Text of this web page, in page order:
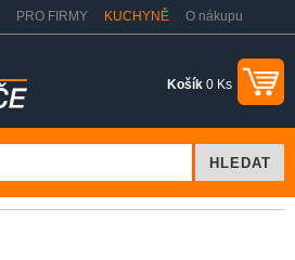
PRO FIRMY KUCHYNĚ
O nákupu
Košík 0 Ks